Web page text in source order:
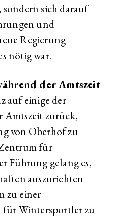
sich darauf
und
Regierung
nötig war.
der Amtszeit
auf einige der
Amtszeit zurück,
von Oberhof zu
für
Führung gelang es,
auszurichten
zu einer
für Wintersportler zu